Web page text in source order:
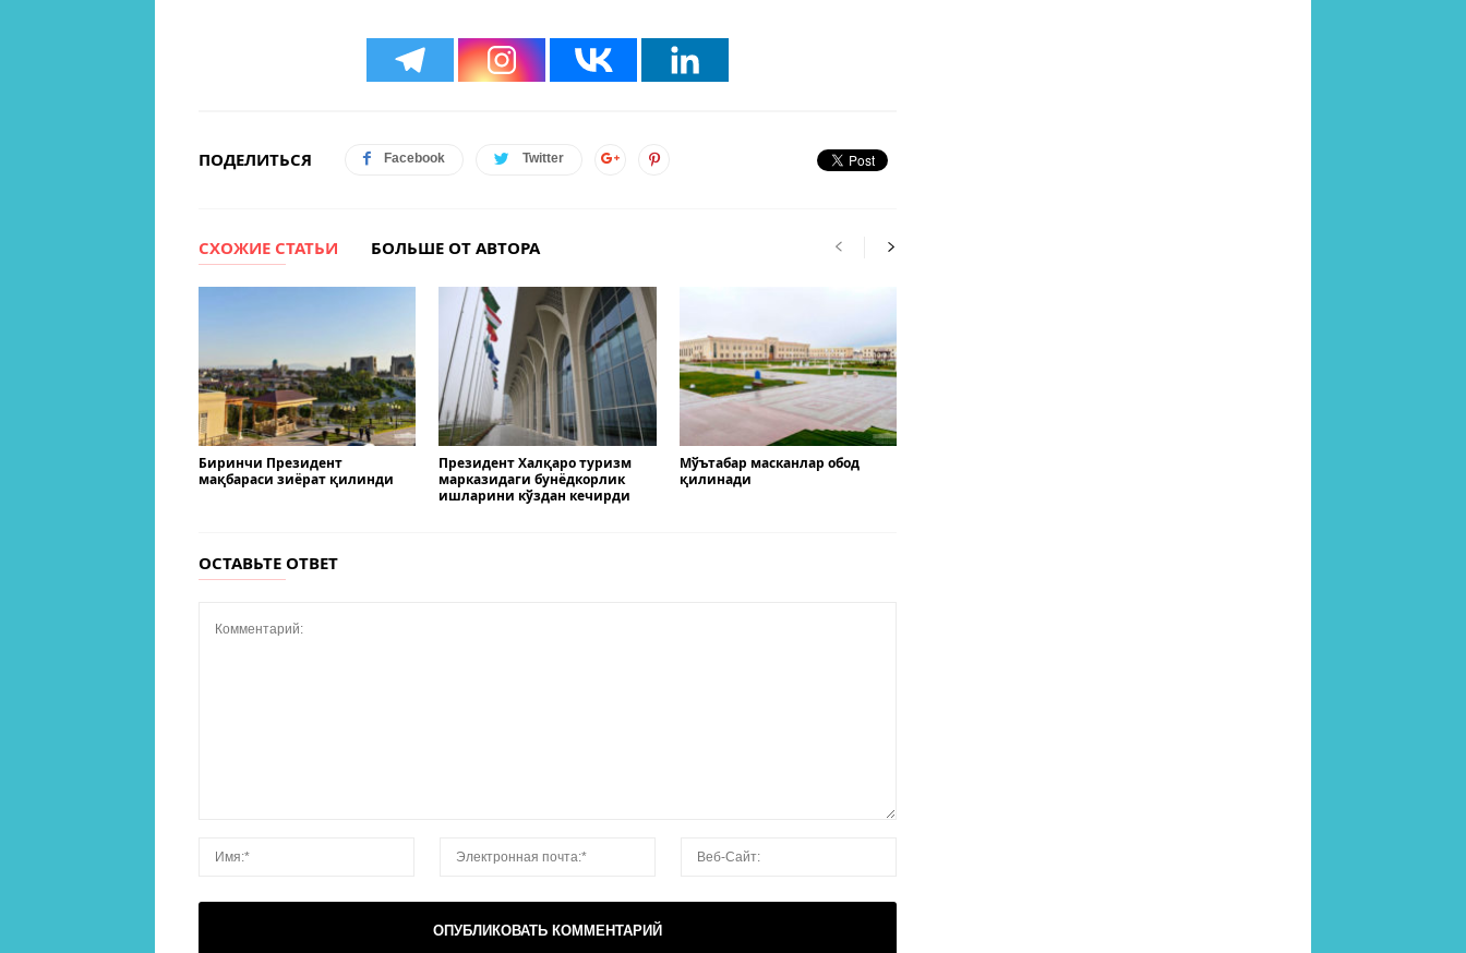
ПОДЕЛИТЬСЯ Facebook Twitter
СХОЖИЕ СТАТЬИ БОЛЬШЕ ОТ АВТОРА
Биринчи Президент
мақбараси зиёрат қилинди
Президент Халқаро туризм
марказидаги бунёдкорлик
ишларини кўздан кечирди
Мўътабар масканлар обод
қилинади
ОСТАВЬТЕ ОТВЕТ